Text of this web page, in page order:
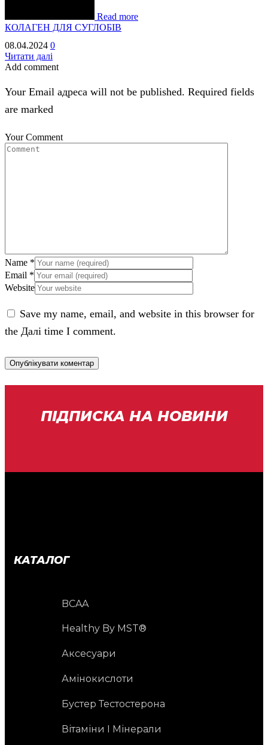
Read more
КОЛАГЕН ДЛЯ СУГЛОБІВ
08.04.2024 0
Читати далі
Add comment
Your Email адреса will not be published. Required fields
are marked
Your Comment
Name *
Email *
Website
Save my name, email, and website in this browser for
the Далі time I comment.
ПІДПИСКА НА НОВИНИ
КАТАЛОГ
BCAA
Healthy By MST®
Аксесуари
Амінокислоти
Бустер Тестостерона
Вітаміни І Мінерали